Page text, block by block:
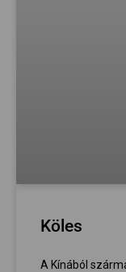
Köles
A Kínából